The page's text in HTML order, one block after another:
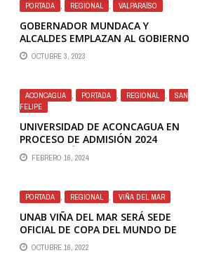
PORTADA , REGIONAL , VALPARAÍSO
GOBERNADOR MUNDACA Y
ALCALDES EMPLAZAN AL GOBIERNO
A CONSIDERAR UN MAYOR
PRESUPUESTO PARA LA REGIÓN
OCTUBRE 3, 2023
ACONCAGUA , PORTADA , REGIONAL ,
SAN
FELIPE
UNIVERSIDAD DE ACONCAGUA EN
PROCESO DE ADMISIÓN 2024
OFERTA MÁS DE 1.500 VACANTES A
NIVEL NACIONAL
FEBRERO 16, 2024
PORTADA REGIONAL VIÑA DEL MAR
UNAB VIÑA DEL MAR SERÁ SEDE
OFICIAL DE COPA DEL MUNDO DE
TRIATLÓN QUE SE REALIZARÁ POR
PRIMERA VEZ EN CHILE
OCTUBRE 16, 2022